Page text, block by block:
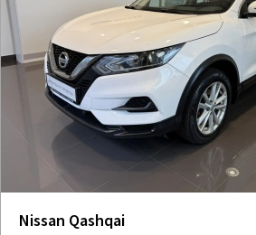
Nissan Qashqai